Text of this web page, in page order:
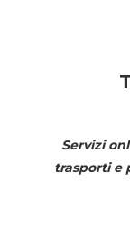
Servizi
trasporti e